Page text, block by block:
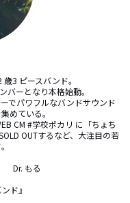
3 ピースバンド。
バーとなり本格始動。
でパワフルなバンドサウンド
めている。
CM #学校ポカリ に「ちょち
OUTするなど、大注目の若
Dr. もる
ド』